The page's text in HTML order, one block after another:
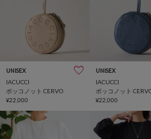
UNISEX
IACUCCI
ボッコノット CERVO
¥22,000
UNISEX
IACUCCI
ボッコノット
¥22,000